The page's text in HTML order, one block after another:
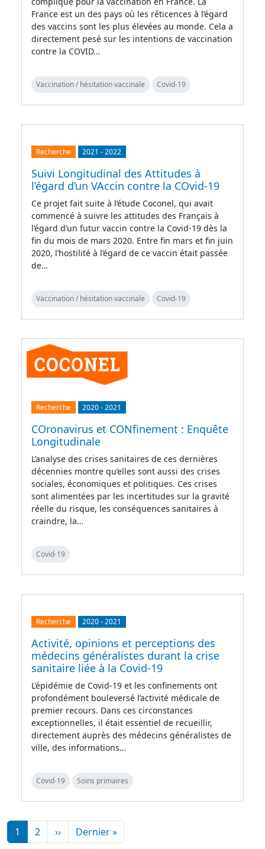
France est un des pays où les réticences à l’égard
des vaccins sont les plus élevées au monde. Cela a
directement pesé sur les intentions de vaccination
contre la COVID…
Vaccination / hésitation vaccinale Covid-19
Recherche 2021 -2022
Suivi Longitudinal des Attitudes à
l’égard d’un VAccin contre la COvid-19
Ce projet fait suite à l’étude Coconel, qui avait
commencé à suivre les attitudes des Français à
l’égard d’un futur vaccin contre la Covid-19 dès la
fin du mois de mars 2020. Entre fin mars et fin juin
2020, l’hostilité à l’égard de ce vaccin était passée
de…
Vaccination / hésitation vaccinale Covid-19
Recherche 2020-2021
COronavirus et CONfinement : Enquête
Longitudinale
L’analyse des crises sanitaires de ces dernières
décennies montre qu’elles sont aussi des crises
sociales, économiques et politiques. Ces crises
sont alimentées par les incertitudes sur la gravité
réelle du risque, les conséquences sanitaires à
craindre, la…
Covid-19
Recherche 2020-2021
Activité, opinions et perceptions des
médecins généralistes durant la crise
sanitaire liée à la Covid-19
L’épidémie de Covid-19 et les confinements ont
profondément bouleversé l’activité médicale de
premier recours. Dans ces circonstances
exceptionnelles, il était essentiel de recueillir,
directement auprès des médecins généralistes de
ville, des informations…
Covid-19 Soins primaires
Pagination
1 2 ››Page suivante
Dernier »Dernière page